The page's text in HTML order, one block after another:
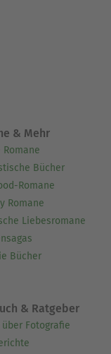
& Mehr
Romane
Bücher
Romane
Romane
Liebesromane
Bücher
& Ratgeber
Fotografie